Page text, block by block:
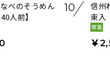
べのそうめん
人前】
10
信州
束入
￥